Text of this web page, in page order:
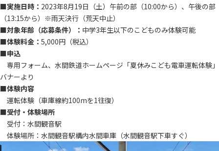
■実施日時： 2023年8月19日（土）午前の部（10:00から）、午後の部
（13:15から）※雨天決行（荒天中止）
■対象年齢（応募条件）： 中学3年生以下のこどものみ体験可能
■体験料金： 5,000円（税込）
■申込
専用フォーム、水間鉄道ホームページ「夏休みこども電車運転体験」
バナーより
■体験内容
運転体験（車庫線約100mを1往復）
■受付・体験場所
受付：水間観音駅
体験場所：水間観音駅構内水間車庫（水間観音駅下車すぐ）